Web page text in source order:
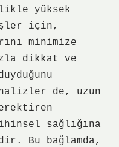
yüksek
için,
minimize
dikkat ve
de, uzun
sağlığına
Bu bağlamda,